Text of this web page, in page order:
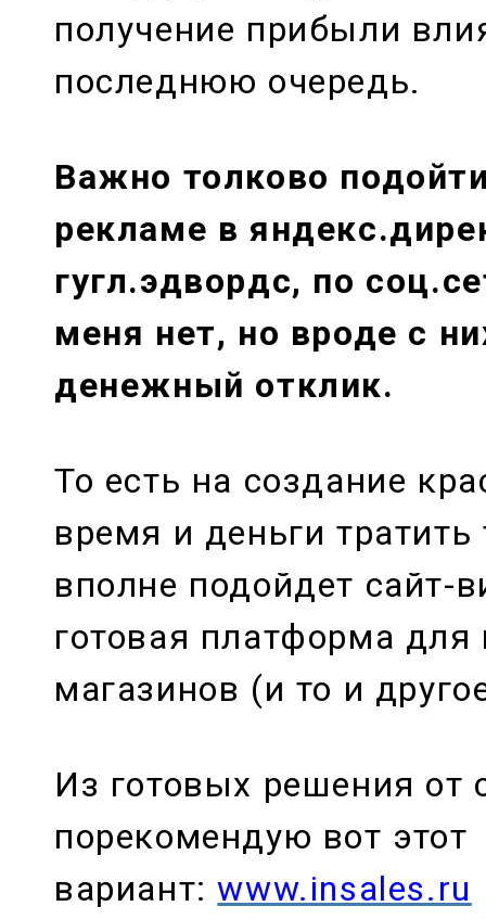
получение прибыли
последнюю очередь.
Важно толково
рекламе в
гугл.эдвордс, по
меня нет, но вроде с
денежный отклик.
То есть на создание
время и деньги
вполне подойдет сайт-
готовая платформа для
магазинов (и то и
Из готовых решения от
порекомендую вот этот
вариант:www.insales.ru